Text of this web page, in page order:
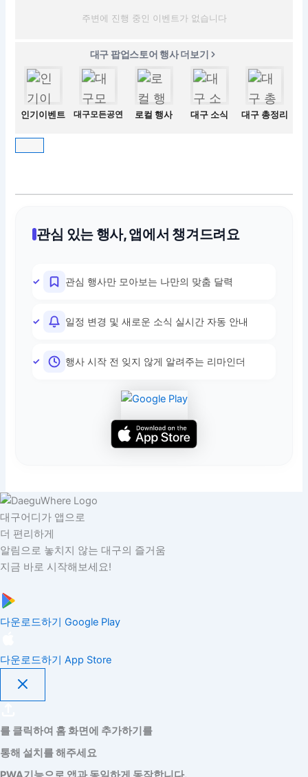
주변에 진행 중인 이벤트가 없습니다
대구 팝업스토어 행사 더보기
인기이벤트 대구모든공연 로컬 행사 대구 소식 대구 총정리
관심 있는 행사, 앱에서 챙겨드려요
관심 행사만 모아보는 나만의 맞춤 달력
일정 변경 및 새로운 소식 실시간 자동 안내
행사 시작 전 잊지 않게 알려주는 리마인더
대구어디가 앱으로
더 편리하게
알림으로 놓치지 않는 대구의 즐거움
지금 바로 시작해보세요!
다운로드하기 Google Play
다운로드하기 App Store
를 클릭하여 홈 화면에 추가하기를
통해 설치를 해주세요